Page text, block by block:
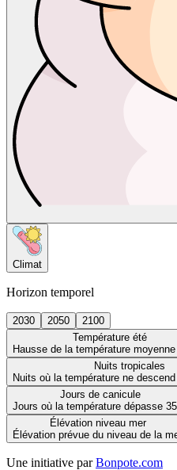
Climat
Horizon temporel
2030 2050
2100
Température été
Hausse de la température
Nuits tropicales
Nuits où la température ne
Jours de canicule
Jours où la température dépasse
Élévation niveau mer
Élévation prévue du niveau de la
Une initiative par Bonpote.com